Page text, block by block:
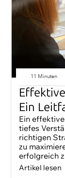
11 Minuten
Ein
Ein
tiefes
richtigen
zu
erfolgreich
Artikel lesen